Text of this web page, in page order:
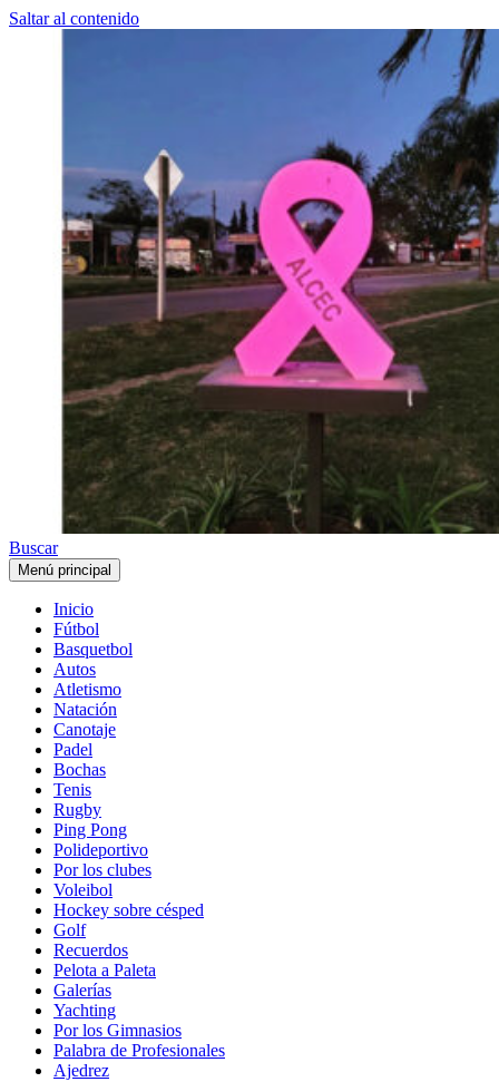
Saltar al contenido
Buscar
Menú principal
Inicio
Fútbol
Basquetbol
Autos
Atletismo
Natación
Canotaje
Padel
Bochas
Tenis
Rugby
Ping Pong
Polideportivo
Por los clubes
Voleibol
Hockey sobre césped
Golf
Recuerdos
Pelota a Paleta
Galerías
Yachting
Por los Gimnasios
Palabra de Profesionales
Ajedrez